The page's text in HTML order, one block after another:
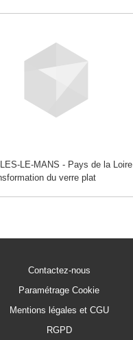
LE-MANS - Pays de la Loire
du verre plat
Contactez-nous
Paramétrage Cookie
Mentions légales et CGU
RGPD